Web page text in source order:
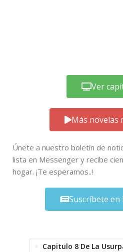
Ver
Más novelas
Únete a nuestro boletín de
lista en Messenger y recibe
hogar. ¡Te esperamos..!
Suscríbete
Capitulo 8 De La